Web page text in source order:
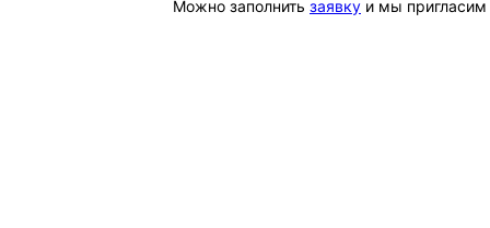
Можно заполнить заявку и мы пригласим